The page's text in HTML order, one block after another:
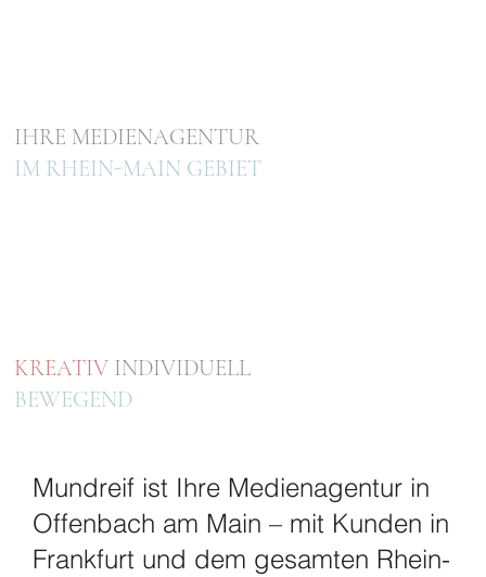
IHRE MEDIENAGENTUR
IM RHEIN-MAIN GEBIET
KREATIV INDIVIDUELL
BEWEGEND
Mundreif ist Ihre Medienagentur in
Offenbach am Main – mit Kunden in
Frankfurt und dem gesamten Rhein-